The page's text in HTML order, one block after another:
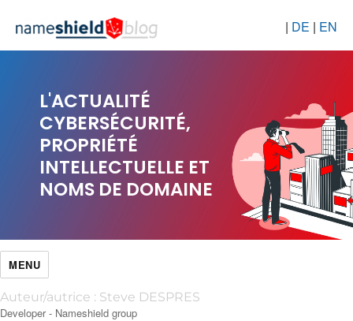
| DE | EN
L'ACTUALITÉ
CYBERSÉCURITÉ,
PROPRIÉTÉ
INTELLECTUELLE ET
NOMS DE DOMAINE
MENU
Auteur/autrice : Steve DESPRES
Developer - Nameshield group